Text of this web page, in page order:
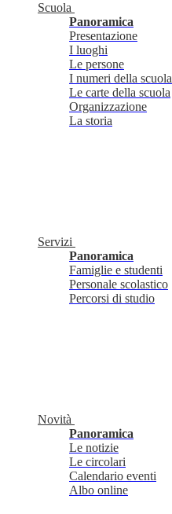
Scuola
Panoramica
Presentazione
I luoghi
Le persone
I numeri della scuola
Le carte della scuola
Organizzazione
La storia
Servizi
Panoramica
Famiglie e studenti
Personale scolastico
Percorsi di studio
Novità
Panoramica
Le notizie
Le circolari
Calendario eventi
Albo online